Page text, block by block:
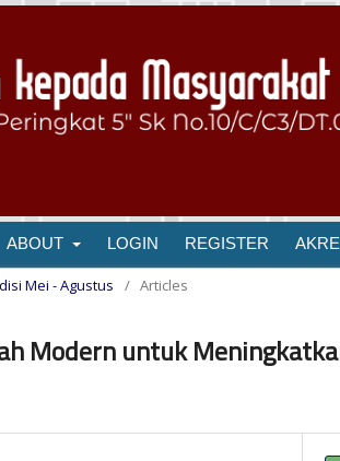
ABOUT LOGIN REGISTER
Mei - Agustus / Articles
Modern untuk